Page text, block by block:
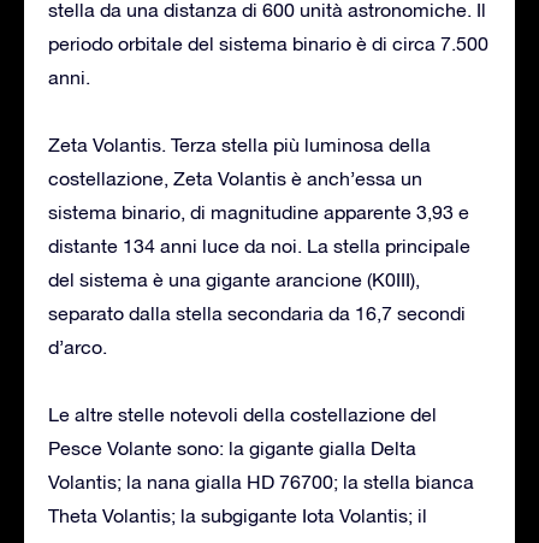
stella da una distanza di 600 unità astronomiche. Il
periodo orbitale del sistema binario è di circa 7.500
anni.
Zeta Volantis. Terza stella più luminosa della
costellazione, Zeta Volantis è anch’essa un
sistema binario, di magnitudine apparente 3,93 e
distante 134 anni luce da noi. La stella principale
del sistema è una gigante arancione (K0III),
separato dalla stella secondaria da 16,7 secondi
d’arco.
Le altre stelle notevoli della costellazione del
Pesce Volante sono: la gigante gialla Delta
Volantis; la nana gialla HD 76700; la stella bianca
Theta Volantis; la subgigante Iota Volantis; il